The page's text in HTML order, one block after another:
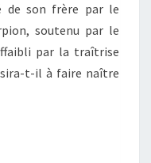
de son frère par le
soutenu par le
par la traîtrise
t-il à faire naître